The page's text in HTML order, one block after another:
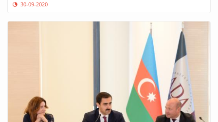
30-09-2020